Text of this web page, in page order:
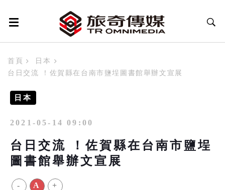
首頁
日本
台日交流 ！佐賀縣在台南市鹽埕圖書館舉辦文宣展
日本
2021-05-14 09:00
台日交流 ！佐賀縣在台南市鹽埕
圖書館舉辦文宣展
- A +